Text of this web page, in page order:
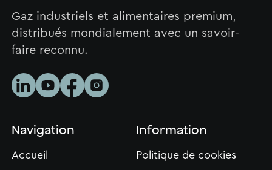
Gaz industriels et alimentaires premium,
distribués mondialement avec un savoir-
faire reconnu.
Navigation
Accueil
Information
Politique de cookies